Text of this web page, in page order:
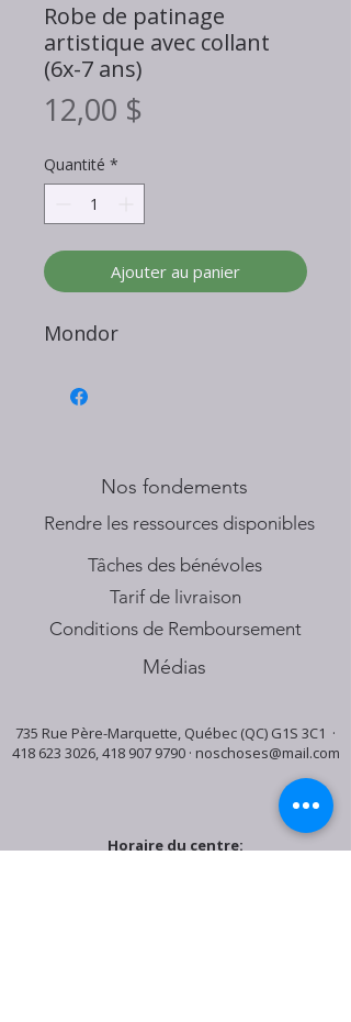
Robe de patinage
artistique avec collant
(6x-7 ans)
12,00 $
Quantité *
Ajouter au panier
Mondor
Nos fondements
​Rendre les ressources disponibles
Tâches des bénévoles
Tarif de livraison
Conditions de Remboursement
Médias
735 Rue Père-Marquette, Québec (QC) G1S 3C1 ·
418 623 3026,418 907 9790· noschoses@mail.com
Horaire du centre: